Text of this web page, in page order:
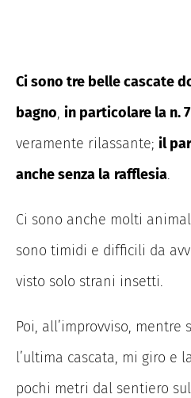
Ci sono tre belle cascate
bagno, in particolare la n. 7
veramente rilassante; il
anche senza la rafflesia.
Ci sono anche molti
sono timidi e difficili da
visto solo strani insetti.
Poi, all’improvviso,
l’ultima cascata, mi giro e
pochi metri dal sentiero